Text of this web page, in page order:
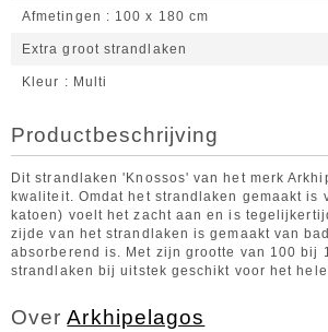
Afmetingen 100 x 180 cm
Extra groot strandlaken
Kleur Multi
Productbeschrijving
Dit strandlaken 'Knossos' van het merk
kwaliteit. Omdat het strandlaken gemaakt is
katoen) voelt het zacht aan en is
zijde van het strandlaken is gemaakt van
absorberend is. Met zijn grootte van 100 bij
strandlaken bij uitstek geschikt voor het
OverArkhipelagos